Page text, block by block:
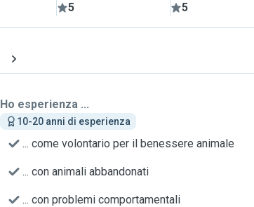
5 5
Ho esperienza ...
10-20 anni di esperienza
... come volontario per il benessere animale
... con animali abbandonati
... con problemi comportamentali